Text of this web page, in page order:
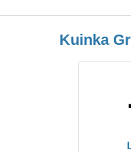
Kuinka